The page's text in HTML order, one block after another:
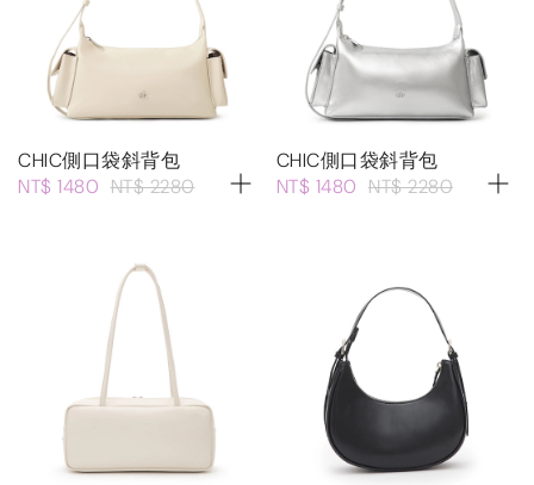
CHIC側口袋斜背包
NT$ 1480 NT$ 2280
CHIC側口袋斜背包
NT$ 1480 NT$ 2280